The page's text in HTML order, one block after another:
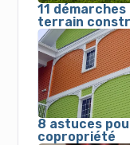
11
terrain
8 astuces
copropriété